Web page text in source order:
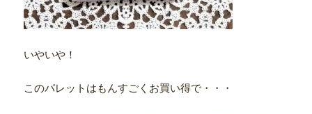
いやいや！
このパレットはもんすごくお買い得で・・・